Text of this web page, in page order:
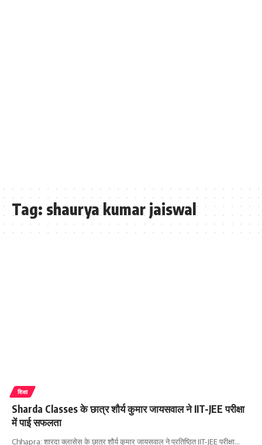
Tag: shaurya kumar jaiswal
शिक्षा
Sharda Classes के छात्र शौर्य कुमार जायसवाल ने IIT-JEE परीक्षा
में पाई सफलता
Chhapra: शारदा क्लासेस के छात्र शौर्य कुमार जायसवाल ने प्रतिष्ठित IIT-JEE परीक्षा…